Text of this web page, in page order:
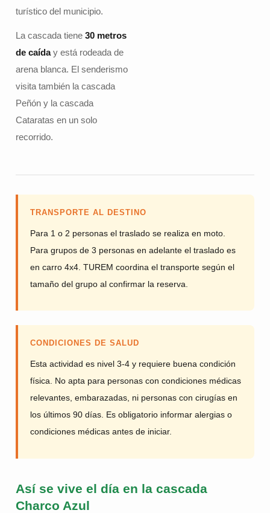
turístico del municipio.
La cascada tiene 30 metros
de caíday está rodeada de
arena blanca. El senderismo
visita también la cascada
Peñón y la cascada
Cataratas en un solo
recorrido.
TRANSPORTE AL DESTINO
Para 1 o 2 personas el traslado se realiza en moto.
Para grupos de 3 personas en adelante el traslado es
en carro 4x4. TUREM coordina el transporte según el
tamaño del grupo al confirmar la reserva.
CONDICIONES DE SALUD
Esta actividad es nivel 3-4 y requiere buena condición
física. No apta para personas con condiciones médicas
relevantes, embarazadas, ni personas con cirugías en
los últimos 90 días. Es obligatorio informar alergias o
condiciones médicas antes de iniciar.
Así se vive el día en la cascada
Charco Azul